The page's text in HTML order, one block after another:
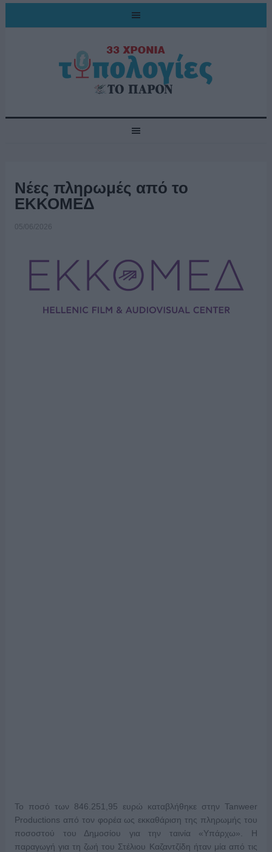
Νέες πληρωμές από το
ΕΚΚΟΜΕΔ
05/06/2026
Το ποσό των 846.251,95 ευρώ καταβλήθηκε στην Tanweer
Productions από τον φορέα ως εκκαθάριση της πληρωμής του
ποσοστού του Δημοσίου για την ταινία «Υπάρχω». Η
παραγωγή για τη ζωή του Στέλιου Καζαντζίδη ήταν μία από τις